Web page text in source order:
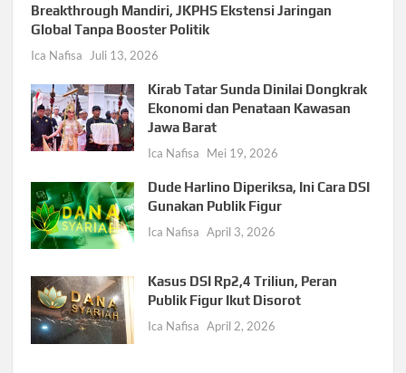
Breakthrough Mandiri, JKPHS Ekstensi Jaringan
Global Tanpa Booster Politik
Ica Nafisa Juli 13, 2026
Kirab Tatar Sunda Dinilai Dongkrak
Ekonomi dan Penataan Kawasan
Jawa Barat
Ica Nafisa Mei 19, 2026
Dude Harlino Diperiksa, Ini Cara DSI
Gunakan Publik Figur
Ica Nafisa April 3, 2026
Kasus DSI Rp2,4 Triliun, Peran
Publik Figur Ikut Disorot
Ica Nafisa April 2, 2026